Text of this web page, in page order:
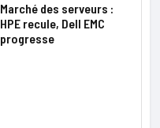
Marché des serveurs :
HPE recule, Dell EMC
progresse